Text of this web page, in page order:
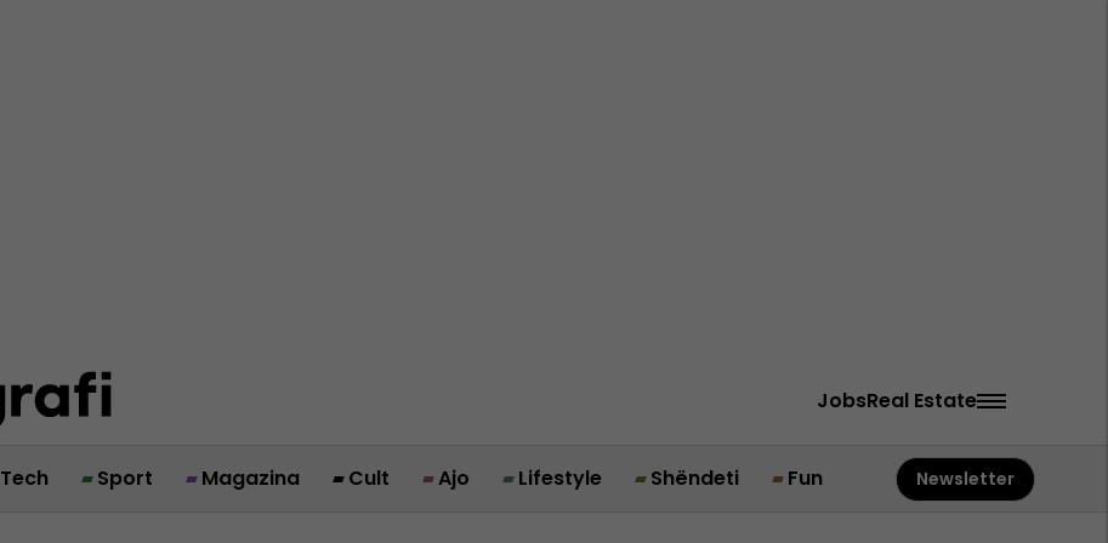
JobsReal Estate
Tech Sport Magazina Cult Ajo Lifestyle Shëndeti Fun Newsletter